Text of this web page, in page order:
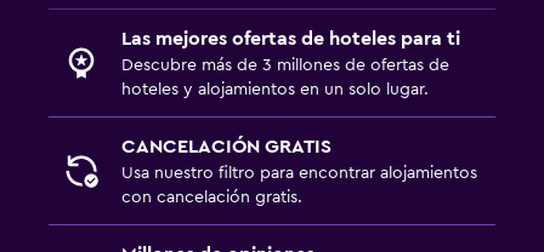
Las mejores ofertas de hoteles para ti
Descubre más de 3 millones de ofertas de
hoteles y alojamientos en un solo lugar.
CANCELACIÓN GRATIS
Usa nuestro filtro para encontrar alojamientos
con cancelación gratis.